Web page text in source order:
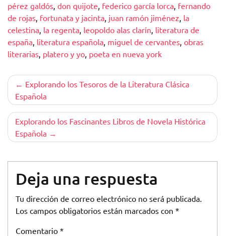
pérez galdós, don quijote, federico garcía lorca, fernando
de rojas, fortunata y jacinta, juan ramón jiménez, la
celestina, la regenta, leopoldo alas clarín, literatura de
españa, literatura española, miguel de cervantes, obras
literarias, platero y yo, poeta en nueva york
Navegación
de
entradas
Explorando los Tesoros de la Literatura Clásica
Española
Explorando los Fascinantes Libros de Novela Histórica
Española
Deja una respuesta
Tu dirección de correo electrónico no será publicada.
Los campos obligatorios están marcados con *
Comentario *